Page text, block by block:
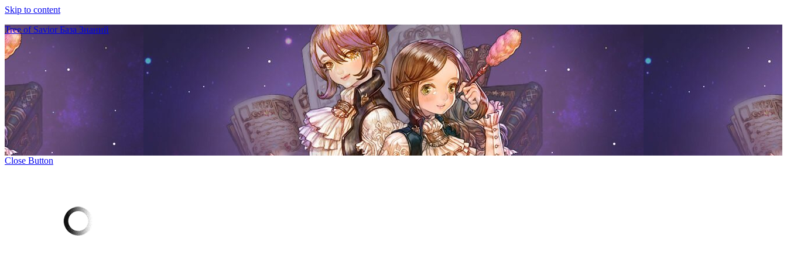
Skip to content
Tree of Savior База Знаний
Close Button